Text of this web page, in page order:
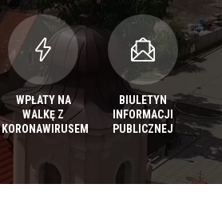
WPŁATY NA
WALKĘ Z
KORONAWIRUSEM
BIULETYN
INFORMACJI
PUBLICZNEJ